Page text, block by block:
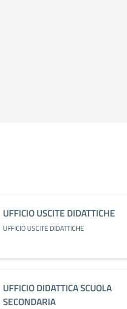
UFFICIO USCITE DIDATTICHE
UFFICIO USCITE DIDATTICHE
UFFICIO DIDATTICA SCUOLA
SECONDARIA